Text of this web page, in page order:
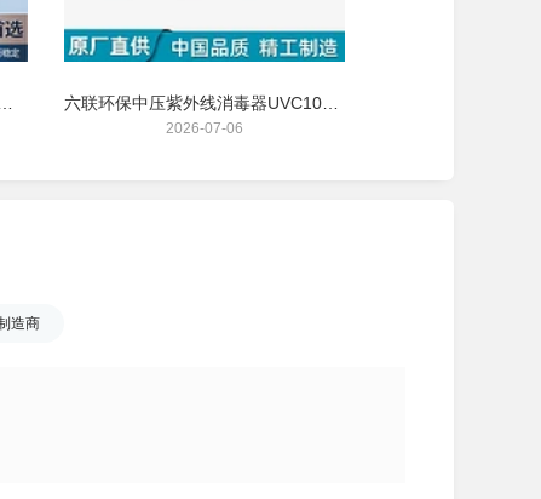
六联环保中压紫外线消毒器UVC1000-2两台串联养殖场专用管道式消杀设备
2026-07-06
造商